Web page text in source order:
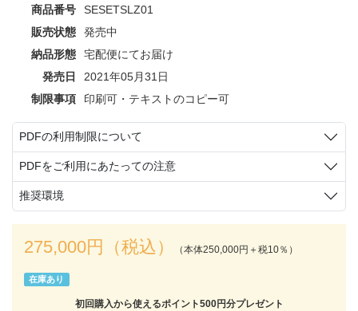
商品番号
SESETSLZ01
販売状態
発売中
納品形態
宅配便にてお届け
発売日
2021年05月31日
制限事項
印刷可・テキストのコピー可
PDFの利用制限について
PDFをご利用にあたっての注意
推奨環境
275,000円（税込） （本体250,000円＋税10％）
在庫あり
初回購入から使えるポイント500円分プレゼント